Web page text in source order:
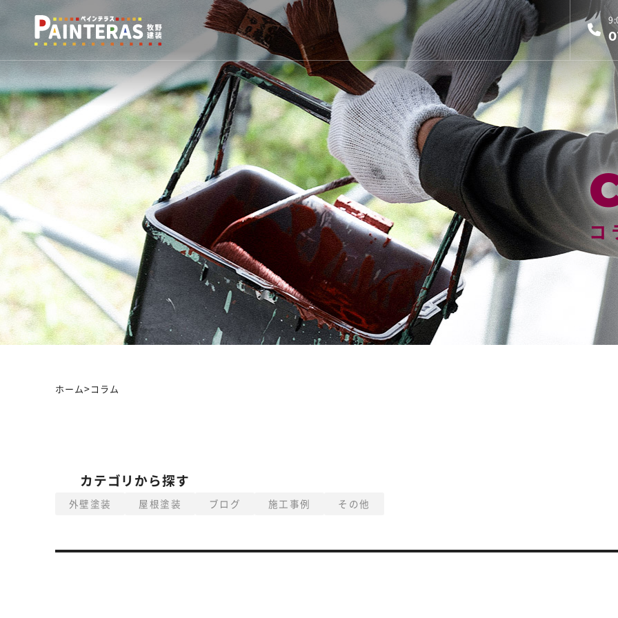
コ
コ
ホーム>コラム
カテゴリから探す
外壁塗装 屋根塗装 ブログ 施工事例 その他